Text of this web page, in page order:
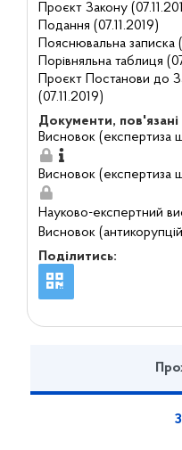
Проєкт Закону
Подання (07.11.2019)
Пояснювальна записка
Порівняльна таблиця
Проєкт Постанови до
(07.11.2019)
Документи,
Висновок (експертиза
Висновок (експертиза
Науково-експертний
Висновок
Поділитись: